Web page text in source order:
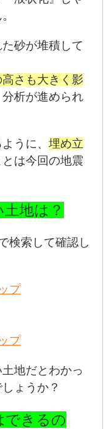
砂が堆積して
さも大きく影
析が進められ
うに、 埋め立
とは今回の地震
地は？
検索して確認し
プ
プ
地だとわかっ
ょうか？
できるの